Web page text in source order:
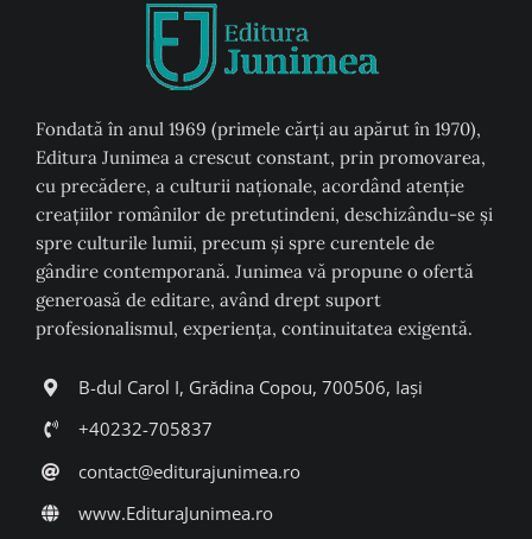
Fondată în anul 1969 (primele cărți au apărut în 1970),
Editura Junimea a crescut constant, prin promovarea,
cu precădere, a culturii naţionale, acordând atenţie
creaţiilor românilor de pretutindeni, deschizându-se şi
spre culturile lumii, precum şi spre curentele de
gândire contemporană. Junimea vă propune o ofertă
generoasă de editare, având drept suport
profesionalismul, experiența, continuitatea exigentă.
B-dul Carol I, Grădina Copou, 700506, Iași
+40232-705837
contact@editurajunimea.ro
www.EdituraJunimea.ro